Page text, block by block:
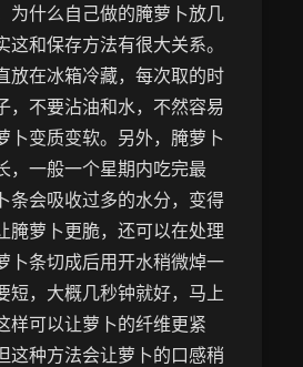
为什么自己做的腌萝卜放几
这和保存方法有很大关系。
放在冰箱冷藏，每次取的时
，不要沾油和水，不然容易
卜变质变软。另外，腌萝卜
，一般一个星期内吃完最
条会吸收过多的水分，变得
腌萝卜更脆，还可以在处理
卜条切成后用开水稍微焯一
短，大概几秒钟就好，马上
样可以让萝卜的纤维更紧
这种方法会让萝卜的口感稍